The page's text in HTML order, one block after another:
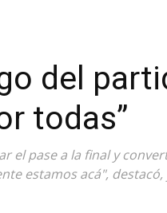
del
todas”
el pase a la final y
estamos acá",